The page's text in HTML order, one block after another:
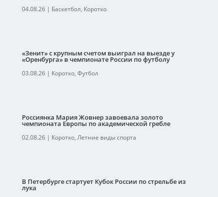
04.08.26| Баскетбол, Коротко
«Зенит» с крупным счетом выиграл на выезде у
«Оренбурга» в чемпионате России по футболу
03.08.26| Коротко, Футбол
Россиянка Мария Жовнер завоевала золото
чемпионата Европы по академической гребле
02.08.26| Коротко, Летние виды спорта
В Петербурге стартует Кубок России по стрельбе из
лука